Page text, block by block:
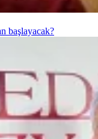
başlayacak?